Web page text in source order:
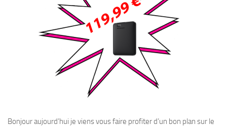
Bonjour aujourd’hui je viens vous faire profiter d’un bon plan sur le